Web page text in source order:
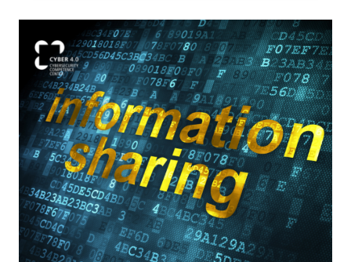
STRATEGICA
DI
CYBER
RESILIENZA:
LE
SFIDE
DA
AFFRONTARE
E
LE
INIZIATIVE
IN
CORSO